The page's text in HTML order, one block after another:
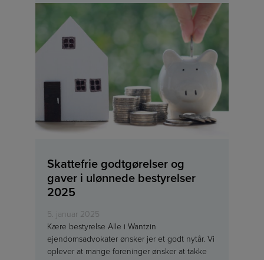
Skattefrie godtgørelser og
gaver i ulønnede bestyrelser
2025
5. januar 2025
Kære bestyrelse Alle i Wantzin
ejendomsadvokater ønsker jer et godt nytår. Vi
oplever at mange foreninger ønsker at takke